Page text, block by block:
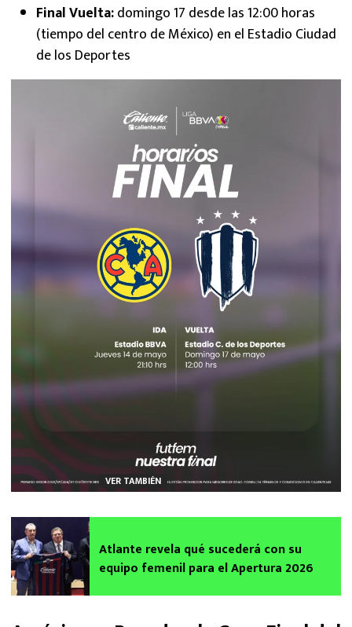
Final Vuelta:domingo 17 desde las 12:00 horas
(tiempo del centro de México) en el Estadio Ciudad
de los Deportes
VER TAMBIÉN
Atlante revela qué sucederá con su
equipo femenil para el Apertura 2026